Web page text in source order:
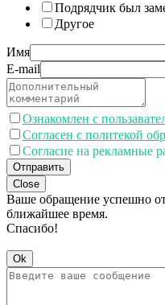
Подрядчик был
Другое
Имя
E-mail
Ознакомлен с
Согласен с политекой
Согласие на рекламные
Отправить
Close
Ваше обращение успешно
ближайшее время.
Спасибо!
Ok